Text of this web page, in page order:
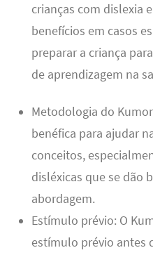
crianças com dislexia
benefícios em casos
preparar a criança
de aprendizagem na
Metodologia do
benéfica para ajudar
conceitos,
disléxicas que se dão
abordagem.
Estímulo prévio: O
estímulo prévio antes